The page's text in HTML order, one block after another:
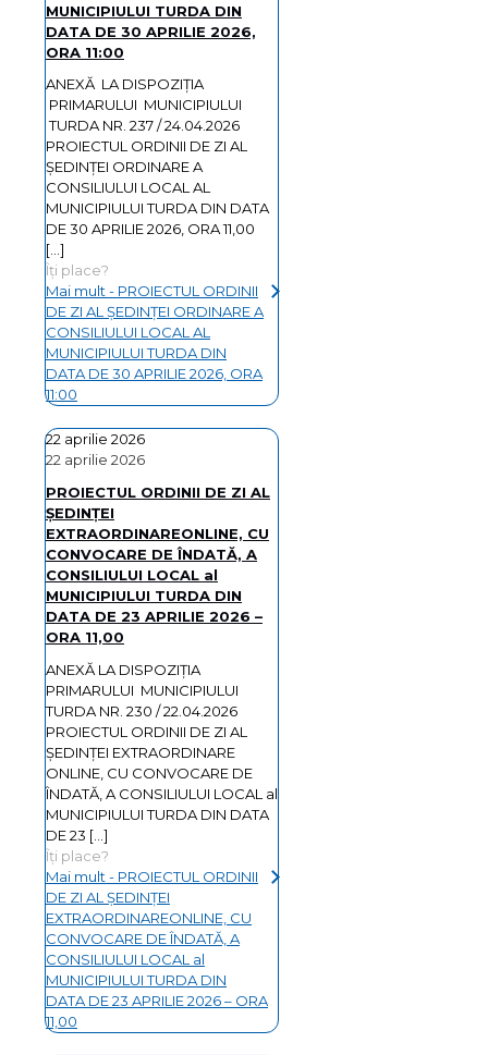
MUNICIPIULUI TURDA DIN
DATA DE 30 APRILIE 2026,
ORA 11:00
ANEXĂ LA DISPOZIȚIA
PRIMARULUI MUNICIPIULUI
TURDA NR. 237 / 24.04.2026
PROIECTUL ORDINII DE ZI AL
ŞEDINŢEI ORDINARE A
CONSILIULUI LOCAL AL
MUNICIPIULUI TURDA DIN DATA
DE 30 APRILIE 2026, ORA 11,00
[…]
Îți place?
Mai mult- PROIECTUL ORDINII
DE ZI AL ŞEDINŢEI ORDINARE A
CONSILIULUI LOCAL AL
MUNICIPIULUI TURDA DIN
DATA DE 30 APRILIE 2026, ORA
11:00
22 aprilie 2026
22 aprilie 2026
PROIECTUL ORDINII DE ZI AL
ŞEDINŢEI
EXTRAORDINAREONLINE, CU
CONVOCARE DE ÎNDATĂ, A
CONSILIULUI LOCAL al
MUNICIPIULUI TURDA DIN
DATA DE 23 APRILIE 2026 –
ORA 11,00
ANEXĂ LA DISPOZIȚIA
PRIMARULUI MUNICIPIULUI
TURDA NR. 230 / 22.04.2026
PROIECTUL ORDINII DE ZI AL
ŞEDINŢEI EXTRAORDINARE
ONLINE, CU CONVOCARE DE
ÎNDATĂ, A CONSILIULUI LOCAL al
MUNICIPIULUI TURDA DIN DATA
DE 23 […]
Îți place?
Mai mult - PROIECTUL ORDINII
DE ZI AL ŞEDINŢEI
EXTRAORDINAREONLINE, CU
CONVOCARE DE ÎNDATĂ, A
CONSILIULUI LOCAL al
MUNICIPIULUI TURDA DIN
DATA DE 23 APRILIE 2026 – ORA
11,00